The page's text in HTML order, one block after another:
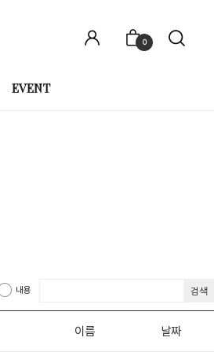
0
EVENT
내용 검색
이름 날짜